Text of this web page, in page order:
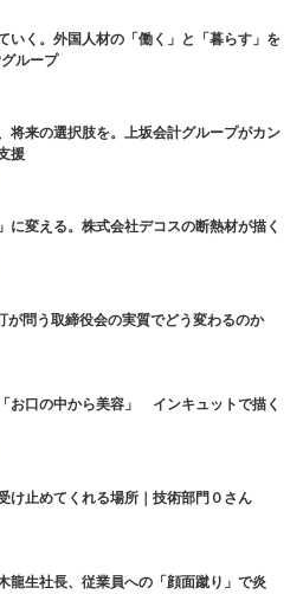
いく。外国人材の「働く」と「暮らす」を
ループ
将来の選択肢を。上坂会計グループがカン
援
に変える。株式会社デコスの断熱材が描く
が問う取締役会の実質でどう変わるのか
お口の中から美容」 インキュットで描く
け止めてくれる場所｜技術部門０さん
龍生社長、従業員への「顔面蹴り」で炎